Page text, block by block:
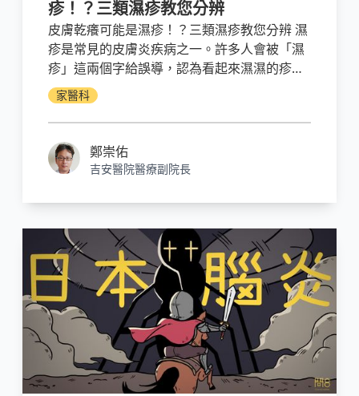
疹！？三類濕疹教您分辨
皮膚乾癢可能是濕疹！？三類濕疹教您分辨 濕
疹是常見的皮膚炎疾病之一。許多人會被「濕
疹」這兩個字給誤導，認為看起來濕濕的疹子
就叫做濕疹。但其實濕疹只是個通稱，看起來
乾乾的病灶也可能被稱做是濕疹。其包含數十
種皮膚炎的疾病，例如：接觸性皮膚炎、缺脂
性皮膚炎、錢幣狀濕疹、鬱血性皮膚炎、蟲咬
性皮膚炎、汗疹、尿布疹、富貴手等等，都算
家醫科
鄭崇佑
吉安醫院醫療副院長